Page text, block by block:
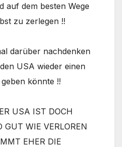
auf dem besten Wege
zu zerlegen !!
darüber nachdenken
USA wieder einen
könnte !!
USA IST DOCH
GUT WIE VERLOREN
EHER DIE